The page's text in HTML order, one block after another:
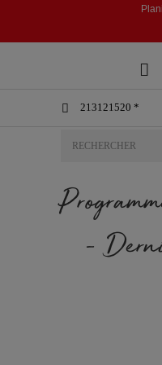

 213121520 *
-